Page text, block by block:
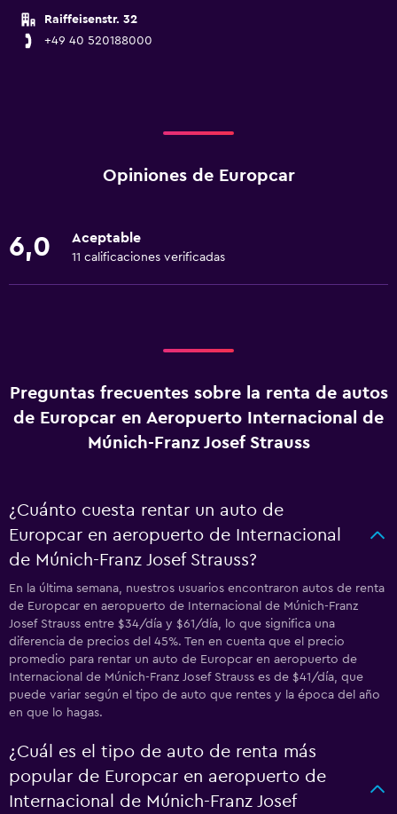
Raiffeisenstr. 32
+49 40 520188000
Opiniones de Europcar
6,0 Aceptable
11 calificaciones verificadas
Preguntas frecuentes sobre la renta de autos
de Europcar en Aeropuerto Internacional de
Múnich-Franz Josef Strauss
¿Cuánto cuesta rentar un auto de
Europcar en aeropuerto de Internacional
de Múnich-Franz Josef Strauss?
En la última semana, nuestros usuarios encontraron autos de renta
de Europcar en aeropuerto de Internacional de Múnich-Franz
Josef Strauss entre $34/día y $61/día, lo que significa una
diferencia de precios del 45%. Ten en cuenta que el precio
promedio para rentar un auto de Europcar en aeropuerto de
Internacional de Múnich-Franz Josef Strauss es de $41/día, que
puede variar según el tipo de auto que rentes y la época del año
en que lo hagas.
¿Cuál es el tipo de auto de renta más
popular de Europcar en aeropuerto de
Internacional de Múnich-Franz Josef